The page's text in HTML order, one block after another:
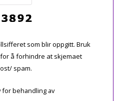
som blir oppgitt. Bruk
å forhindre at skjemaet
spam.
for behandling av